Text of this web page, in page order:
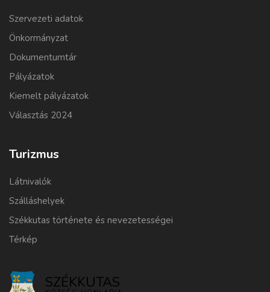
Szervezeti adatok
Önkormányzat
Dokumentumtár
Pályázatok
Kiemelt pályázatok
Választás 2024
Turizmus
Látnivalók
Szálláshelyek
Székkutas története és nevezetességei
Térkép
SZÉKKUTAS